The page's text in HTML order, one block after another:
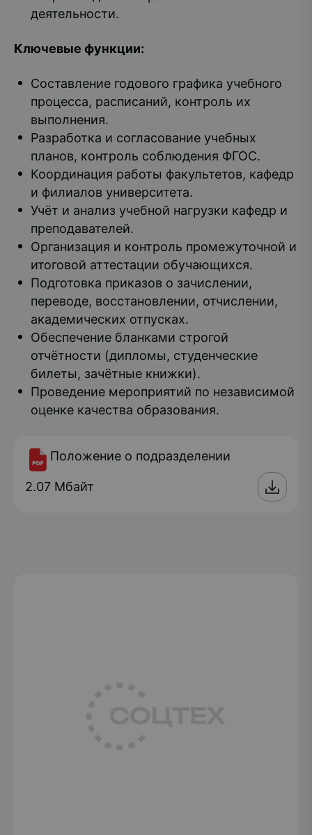
деятельности.
Ключевые функции:
Составление годового графика учебного
процесса, расписаний, контроль их
выполнения.
Разработка и согласование учебных
планов, контроль соблюдения ФГОС.
Координация работы факультетов, кафедр
и филиалов университета.
Учёт и анализ учебной нагрузки кафедр и
преподавателей.
Организация и контроль промежуточной и
итоговой аттестации обучающихся.
Подготовка приказов о зачислении,
переводе, восстановлении, отчислении,
академических отпусках.
Обеспечение бланками строгой
отчётности (дипломы, студенческие
билеты, зачётные книжки).
Проведение мероприятий по независимой
оценке качества образования.
Положение о подразделении
2.07 Мбайт